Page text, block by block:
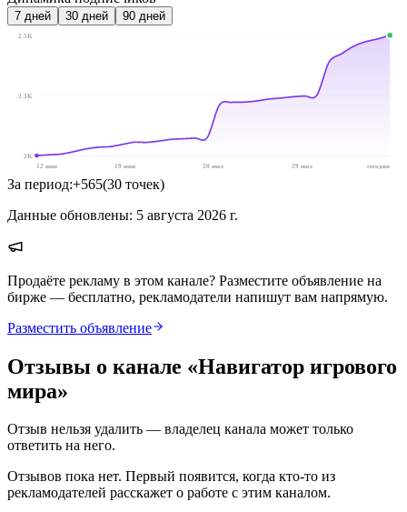
7 дней 30 дней 90 дней
2.5K
2.3K
2K
12 июн
19 июн 20 июл 29 июл сегодня
За период:+565(30 точек)
Данные обновлены: 5 августа 2026 г.
Продаёте рекламу в этом канале? Разместите объявление на
бирже — бесплатно, рекламодатели напишут вам напрямую.
Разместить объявление
Отзывы о канале «Навигатор игрового
мира»
Отзыв нельзя удалить — владелец канала может только
ответить на него.
Отзывов пока нет. Первый появится, когда кто-то из
рекламодателей расскажет о работе с этим каналом.